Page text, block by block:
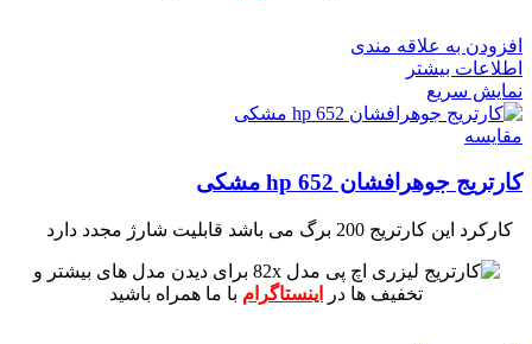
افزودن به علاقه مندی
اطلاعات بیشتر
نمایش سریع
مقايسه
کارتریج جوهرافشان 652 hp مشکی
کارکرد این کارتریج 200 برگ می باشد قابلیت شارژ مجدد دارد
برای دیدن مدل های بیشتر و
تخفیف ها در
اینستاگرام با ما همراه باشید